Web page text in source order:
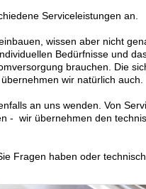
Serviceleistungen an.
wissen aber nicht
Bedürfnisse und
brauchen. Die
wir natürlich auch.
an uns wenden. Von
- wir übernehmen den
Fragen haben oder